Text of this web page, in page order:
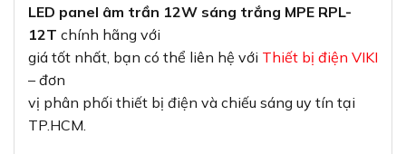
LED panel âm trần 12W sáng trắng MPE RPL-
12T chính hãng với
giá tốt nhất, bạn có thể liên hệ với Thiết bị điện VIKI
– đơn
vị phân phối thiết bị điện và chiếu sáng uy tín tại
TP.HCM.